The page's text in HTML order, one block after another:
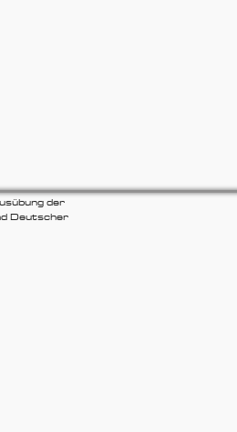
der
Deutscher